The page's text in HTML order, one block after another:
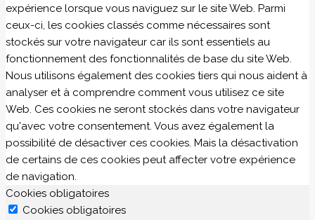
expérience lorsque vous naviguez sur le site Web. Parmi
ceux-ci, les cookies classés comme nécessaires sont
stockés sur votre navigateur car ils sont essentiels au
fonctionnement des fonctionnalités de base du site Web.
Nous utilisons également des cookies tiers qui nous aident à
analyser et à comprendre comment vous utilisez ce site
Web. Ces cookies ne seront stockés dans votre navigateur
qu'avec votre consentement. Vous avez également la
possibilité de désactiver ces cookies. Mais la désactivation
de certains de ces cookies peut affecter votre expérience
de navigation.
Cookies obligatoires
Cookies obligatoires